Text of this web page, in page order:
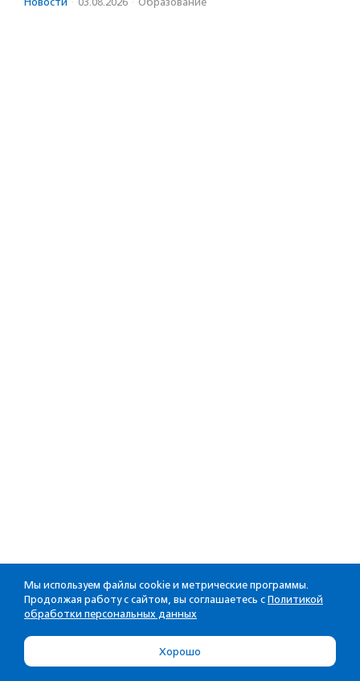
Мы используем файлы cookie и метрические программы.
Продолжая работу с сайтом, вы соглашаетесь с Политикой
обработки персональных данных
Хорошо